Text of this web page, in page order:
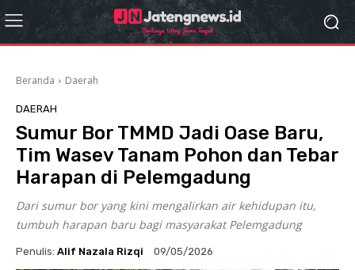
Beranda Daerah
DAERAH
Sumur Bor TMMD Jadi Oase Baru,
Tim Wasev Tanam Pohon dan Tebar
Harapan di Pelemgadung
Dari sumur bor yang kini mengalirkan air kehidupan itu,
tumbuh harapan baru bagi masyarakat Pelemgadung
Penulis: Alif Nazala Rizqi 09/05/2026